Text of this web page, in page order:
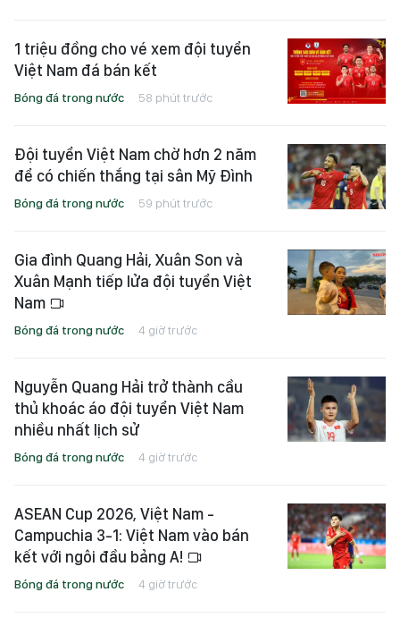
1 triệu đồng cho vé xem đội tuyển
Việt Nam đá bán kết
Bóng đá trong nước 58 phút trước
Đội tuyển Việt Nam chờ hơn 2 năm
để có chiến thắng tại sân Mỹ Đình
Bóng đá trong nước 59 phút trước
Gia đình Quang Hải, Xuân Son và
Xuân Mạnh tiếp lửa đội tuyển Việt
Nam
Bóng đá trong nước 4 giờ trước
Nguyễn Quang Hải trở thành cầu
thủ khoác áo đội tuyển Việt Nam
nhiều nhất lịch sử
Bóng đá trong nước 4 giờ trước
ASEAN Cup 2026, Việt Nam -
Campuchia 3-1: Việt Nam vào bán
kết với ngôi đầu bảng A!
Bóng đá trong nước 4 giờ trước